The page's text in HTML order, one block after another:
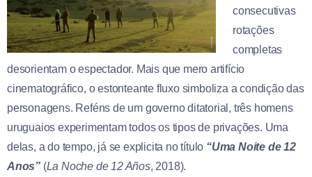
consecutivas
rotações
completas
desorientam o espectador. Mais que mero artifício
cinematográfico, o estonteante fluxo simboliza a condição das
personagens. Reféns de um governo ditatorial, três homens
uruguaios experimentam todos os tipos de privações. Uma
delas, a do tempo, já se explicita no título “Uma Noite de 12
Anos” (La Noche de 12 Años, 2018).